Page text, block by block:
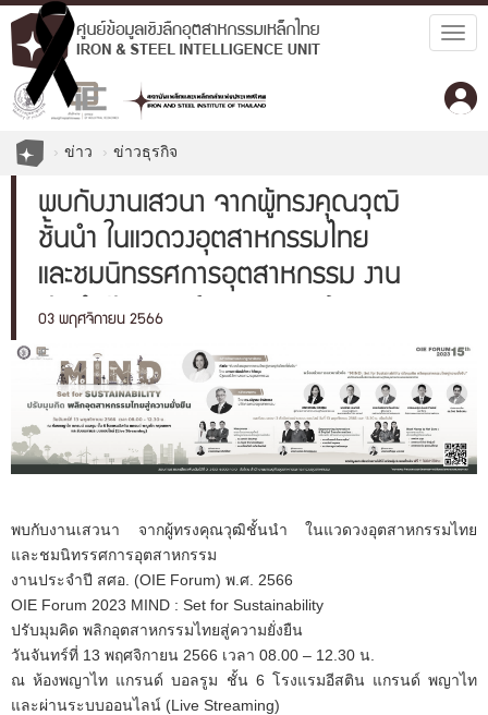
ข่าว ข่าวธุรกิจ
พบกับงานเสวนา จากผู้ทรงคุณวุฒิ
ชั้นนำ ในแวดวงอุตสาหกรรมไทย
และชมนิทรรศการอุตสาหกรรม งาน
ประจำปี สศอ. (OIE Forum) พ.ศ.
2566 OIE Foru
03 พฤศจิกายน 2566
พบกับงานเสวนา จากผู้ทรงคุณวุฒิชั้นนำ ในแวดวงอุตสาหกรรมไทย
และชมนิทรรศการอุตสาหกรรม
งานประจำปี สศอ. (OIE Forum) พ.ศ. 2566
OIE Forum 2023 MIND : Set for Sustainability
ปรับมุมคิด พลิกอุตสาหกรรมไทยสู่ความยั่งยืน
วันจันทร์ที่ 13 พฤศจิกายน 2566 เวลา 08.00 – 12.30 น.
ณ ห้องพญาไท แกรนด์ บอลรูม ชั้น 6 โรงแรมอีสติน แกรนด์ พญาไท
และผ่านระบบออนไลน์ (Live Streaming)